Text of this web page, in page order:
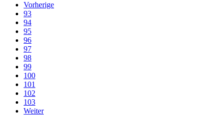
Vorherige
93
94
95
96
97
98
99
100
101
102
103
Weiter